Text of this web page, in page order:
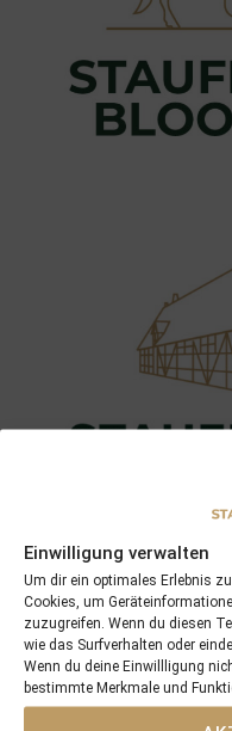
Einwilligung verwalten
Um dir ein optimales Erlebnis
Cookies, um
zuzugreifen. Wenn du diesen
wie das Surfverhalten oder
Wenn du deine Einwillligung
bestimmte Merkmale und